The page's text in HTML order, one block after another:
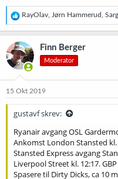
R
e
a
k
s
j
o
e
RayOlav Jørn Hammerud
Finn Berger
Moderator
15 Okt 2019
gustavf skrev:
Ryanair avgang OSL
Ankomst London Stansted kl.
Stansted Express avgang
Liverpool Street kl. 12:17.
Spasere til Dirty Dicks, ca 10